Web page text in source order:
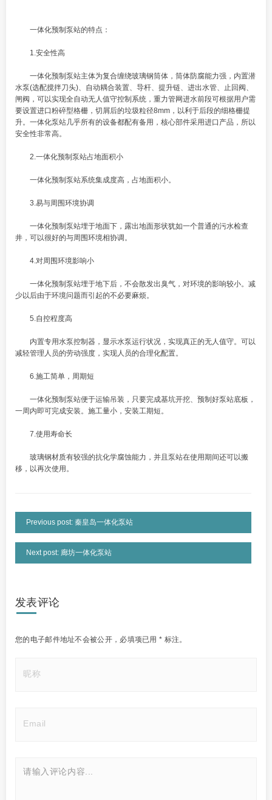
一体化预制泵站的特点：
1.安全性高
一体化预制泵站主体为复合缠绕玻璃钢筒体，筒体防腐能力强，内置潜
水泵(选配搅拌刀头)、自动耦合装置、导杆、提升链、进出水管、止回阀、
闸阀，可以实现全自动无人值守控制系统，重力管网进水前段可根据用户需
要设置进口粉碎型格栅，切屑后的垃圾粒径8mm，以利于后段的细格栅提
升。一体化泵站几乎所有的设备都配有备用，核心部件采用进口产品，所以
安全性非常高。
2.一体化预制泵站占地面积小
一体化预制泵站系统集成度高，占地面积小。
3.易与周围环境协调
一体化预制泵站埋于地面下，露出地面形状犹如一个普通的污水检查
井，可以很好的与周围环境相协调。
4.对周围环境影响小
一体化预制泵站埋于地下后，不会散发出臭气，对环境的影响较小。减
少以后由于环境问题而引起的不必要麻烦。
5.自控程度高
内置专用水泵控制器，显示水泵运行状况，实现真正的无人值守。可以
减轻管理人员的劳动强度，实现人员的合理化配置。
6.施工简单，周期短
一体化预制泵站便于运输吊装，只要完成基坑开挖、预制好泵站底板，
一周内即可完成安装。施工量小，安装工期短。
7.使用寿命长
玻璃钢材质有较强的抗化学腐蚀能力，并且泵站在使用期间还可以搬
移，以再次使用。
Previous post: 秦皇岛一体化泵站
Next post: 廊坊一体化泵站
发表评论
您的电子邮件地址不会被公开， 必填项已用* 标注。